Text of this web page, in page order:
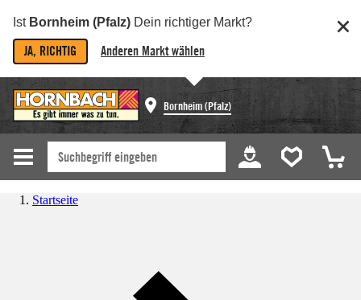
Ist Bornheim (Pfalz) Dein richtiger Markt?
JA, RICHTIG Anderen Markt wählen
Bornheim (Pfalz)
Startseite